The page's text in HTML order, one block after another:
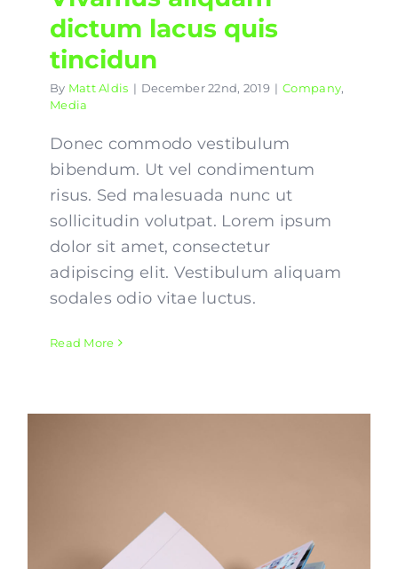
dictum lacus quis
tincidun
By Matt Aldis | December 22nd, 2019 | Company,
Media
Donec commodo vestibulum
bibendum. Ut vel condimentum
risus. Sed malesuada nunc ut
sollicitudin volutpat. Lorem ipsum
dolor sit amet, consectetur
adipiscing elit. Vestibulum aliquam
sodales odio vitae luctus.
Read More